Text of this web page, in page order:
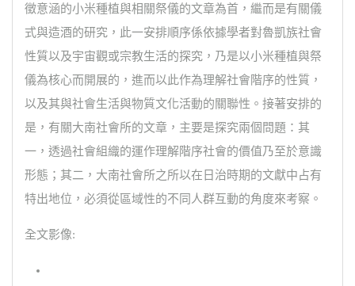
徵意涵的小米種植與相關祭儀的文章為首，繼而是有關儀
式與造酒的研究，此一安排順序係依據學者對魯凱族社會
性質以及宇宙觀或宗教生活的探究，乃是以小米種植與祭
儀為核心而開展的，進而以此作為理解社會階序的性質，
以及其與社會生活與物質文化活動的關聯性。接著安排的
是，有關大南社會所的文章，主要是探究兩個問題：其
一，透過社會組織的運作理解階序社會的價值乃至於意識
形態；其二，大南社會所之所以在日治時期的文獻中占有
特出地位，必須從區域性的不同人群互動的角度來考察。
全文影像: